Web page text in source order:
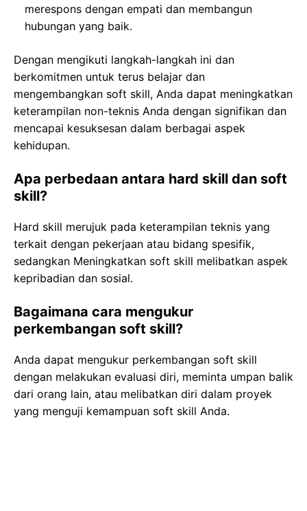
merespons dengan empati dan membangun
hubungan yang baik.
Dengan mengikuti langkah-langkah ini dan
berkomitmen untuk terus belajar dan
mengembangkan soft skill, Anda dapat meningkatkan
keterampilan non-teknis Anda dengan signifikan dan
mencapai kesuksesan dalam berbagai aspek
kehidupan.
Apa perbedaan antara hard skill dan soft
skill?
Hard skill merujuk pada keterampilan teknis yang
terkait dengan pekerjaan atau bidang spesifik,
sedangkan Meningkatkan soft skill melibatkan aspek
kepribadian dan sosial.
Bagaimana cara mengukur
perkembangan soft skill?
Anda dapat mengukur perkembangan soft skill
dengan melakukan evaluasi diri, meminta umpan balik
dari orang lain, atau melibatkan diri dalam proyek
yang menguji kemampuan soft skill Anda.